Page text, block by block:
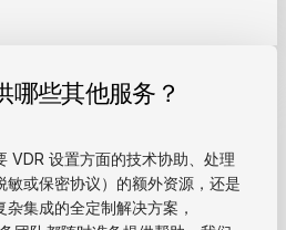
哪些其他服务？
VDR 设置方面的技术协助、处理
敏或保密协议）的额外资源，还是
集成的全定制解决方案，